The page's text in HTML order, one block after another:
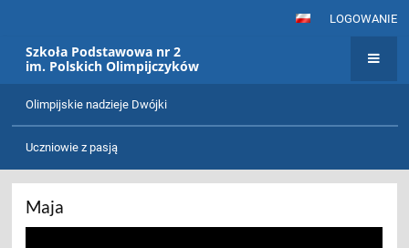
LOGOWANIE
Szkoła Podstawowa nr 2
im. Polskich Olimpijczyków
Nasze
talenty
Olimpijskie nadzieje Dwójki
Uczniowie z pasją
Maja